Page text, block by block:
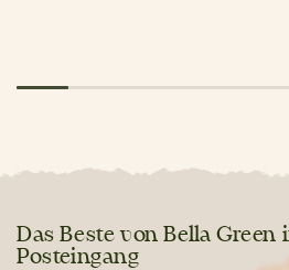
Das Beste von Bella Green
Posteingang